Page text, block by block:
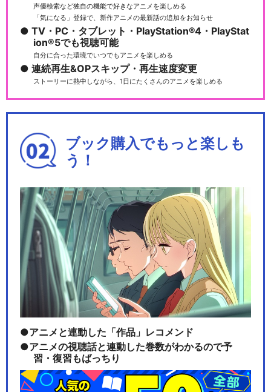
声優検索など独自の機能で好きなアニメを楽しめる
「気になる」登録で、新作アニメの最新話の追加をお知らせ
TV・PC・タブレット・PlayStation®4・PlayStat
ion®5でも視聴可能
自分に合った環境でいつでもアニメを楽しめる
連続再生&OPスキップ・再生速度変更
ストーリーに熱中しながら、1日にたくさんのアニメを楽しめる
ブック購入でもっと楽しも
う！
アニメと連動した「作品」レコメンド
アニメの視聴話と連動した巻数がわかるので予
習・復習もばっちり